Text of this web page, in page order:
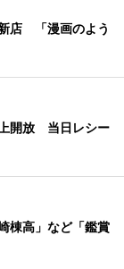
店 「漫画のよう
開放 当日レシー
棟高」など「鑑賞